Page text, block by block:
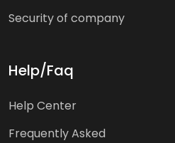
Security of company
Help/Faq
Help Center
Frequently Asked